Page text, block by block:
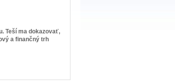
Teší ma dokazovať,
a finančný trh